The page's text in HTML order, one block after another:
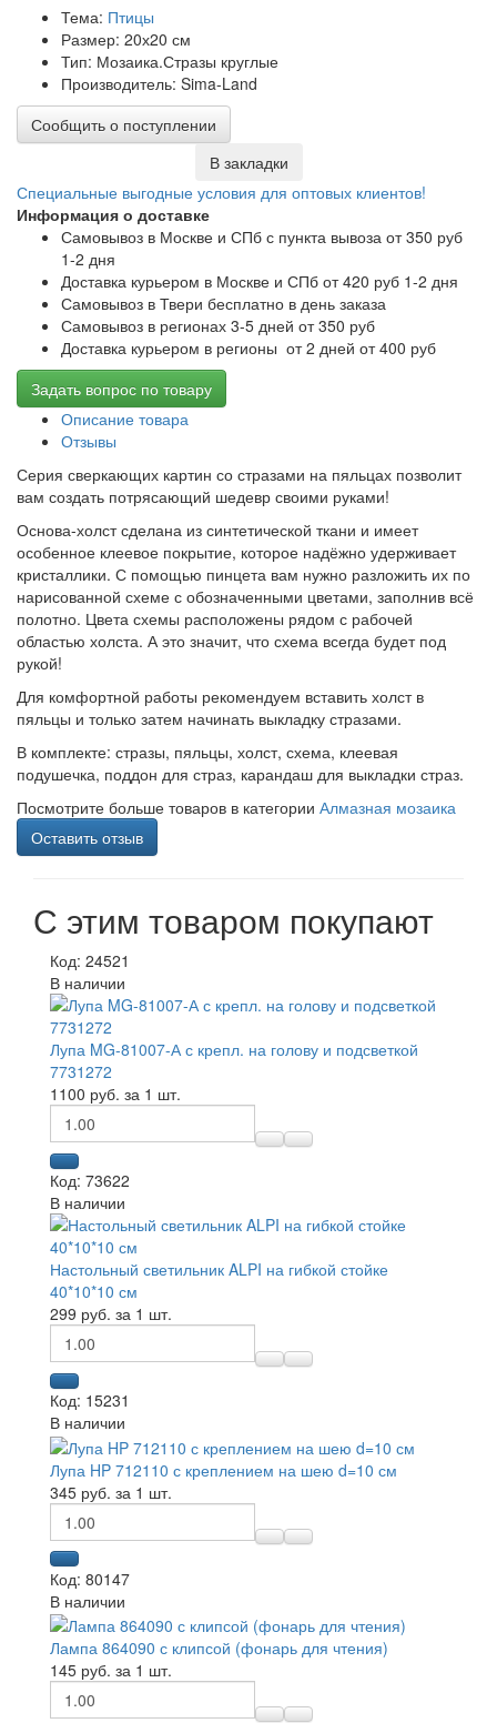
Тема: Птицы
Размер: 20х20 см
Тип: Мозаика.Стразы круглые
Производитель: Sima-Land
Сообщить о поступлении
В закладки
Специальные выгодные условия для оптовых клиентов!
Информация о доставке
Самовывоз в Москве и СПб с пункта вывоза от 350 руб
1-2 дня
Доставка курьером в Москве и СПб от 420 руб 1-2 дня
Самовывоз в Твери бесплатно в день заказа
Самовывоз в регионах 3-5 дней от 350 руб
Доставка курьером в регионы от 2 дней от 400 руб
Задать вопрос по товару
Описание товара
Отзывы
Серия сверкающих картин со стразами на пяльцах позволит
вам создать потрясающий шедевр своими руками!
Основа-холст сделана из синтетической ткани и имеет
особенное клеевое покрытие, которое надёжно удерживает
кристаллики. С помощью пинцета вам нужно разложить их по
нарисованной схеме с обозначенными цветами, заполнив всё
полотно. Цвета схемы расположены рядом с рабочей
областью холста. А это значит, что схема всегда будет под
рукой!
Для комфортной работы рекомендуем вставить холст в
пяльцы и только затем начинать выкладку стразами.
В комплекте: стразы, пяльцы, холст, схема, клеевая
подушечка, поддон для страз, карандаш для выкладки страз.
Посмотрите больше товаров в категории Алмазная мозаика
Оставить отзыв
С этим товаром покупают
Код: 24521
В наличии
Лупа MG-81007-А с крепл. на голову и подсветкой
7731272
1100 руб. за 1 шт.
Код: 73622
В наличии
Настольный светильник ALPI на гибкой стойке
40*10*10 см
299 руб. за 1 шт.
Код: 15231
В наличии
Лупа HP 712110 с креплением на шею d=10 см
345 руб. за 1 шт.
Код: 80147
В наличии
Лампа 864090 с клипсой (фонарь для чтения)
145 руб. за 1 шт.